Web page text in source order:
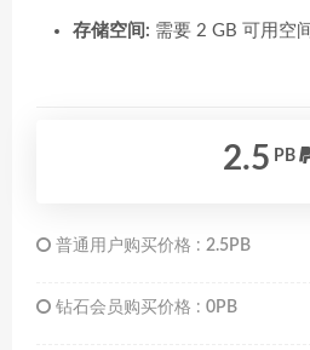
存储空间: 需要 2 GB 可用空间
2.5 PB
普通用户购买价格 : 2.5PB
钻石会员购买价格 : 0PB